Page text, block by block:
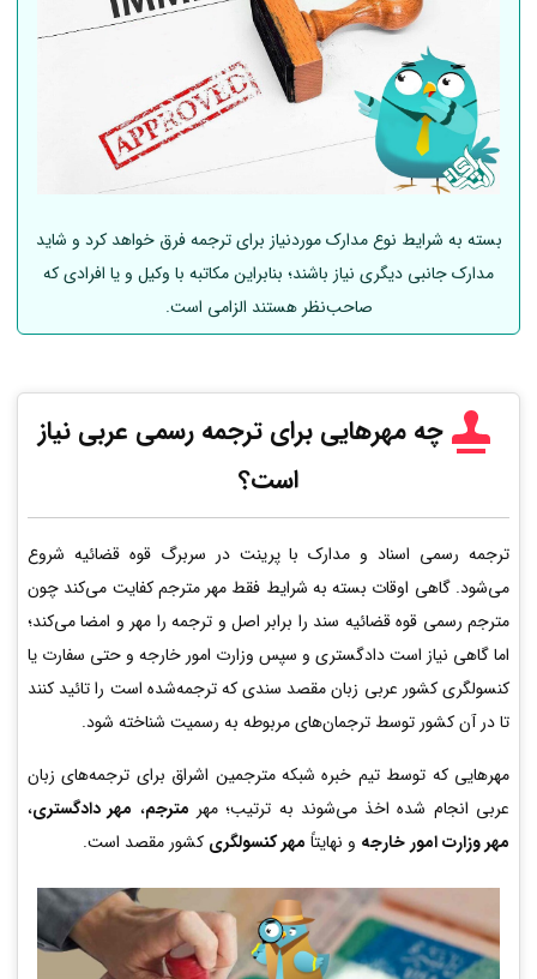
بسته به شرایط نوع مدارک موردنیاز برای ترجمه فرق خواهد کرد و شاید
مدارک جانبی دیگری نیاز باشند؛ بنابراین مکاتبه با وکیل و یا افرادی که
صاحب‌نظر هستند الزامی است.
چه مهرهایی برای ترجمه رسمی عربی نیاز
است؟
ترجمه رسمی اسناد و مدارک با پرینت در سربرگ قوه قضائیه شروع
می‌شود. گاهی اوقات بسته به شرایط فقط مهر مترجم کفایت می‌کند چون
مترجم رسمی قوه قضائیه سند را برابر اصل و ترجمه را مهر و امضا می‌کند؛
اما گاهی نیاز است دادگستری و سپس وزارت امور خارجه و حتی سفارت یا
کنسولگری کشور عربی زبان مقصد سندی که ترجمه‌شده است را تائید کنند
تا در آن کشور توسط ترجمان‌های مربوطه به رسمیت شناخته شود.
مهرهایی که توسط تیم خبره شبکه مترجمین اشراق برای ترجمه‌های زبان
عربی انجام شده اخذ می‌شوند به ترتیب؛ مهر مترجم، مهر دادگستری،
مهر وزارت امور خارجه و نهایتاً مهر کنسولگری کشور مقصد است.